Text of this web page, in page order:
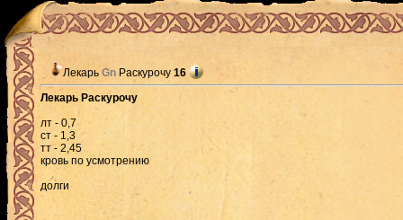
Лекарь Gn Раскурочу 16
Лекарь Раскурочу
лт - 0,7
ст - 1,3
тт - 2,45
кровь по усмотрению
долги